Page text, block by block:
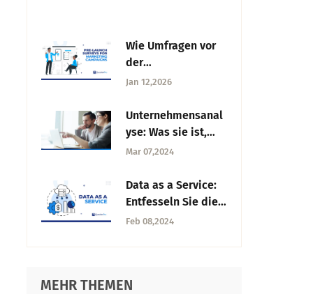
Wie Umfragen vor
der
Markteinführung
Marketingkampagn
en helfen, Ideen zu
validieren
Jan 12,2026
Unternehmensanal
yse: Was sie ist,
warum sie
und welche
Schritte zu
beachten sind
Mar 07,2024
Data as a Service:
Entfesseln Sie die
Macht von Daten
Feb 08,2024
MEHR THEMEN